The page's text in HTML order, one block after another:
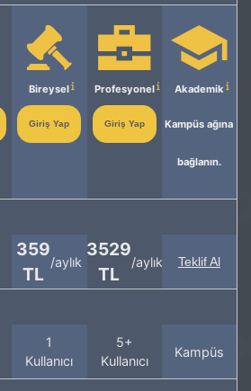
Bireysel
Giriş Yap
Profesyonel
Giriş Yap
Akademik
Kampüs ağına
bağlanın.
359
TL
/aylık
3529
TL
/aylık Teklif Al
1
Kullanıcı
5+
Kullanıcı
Kampüs